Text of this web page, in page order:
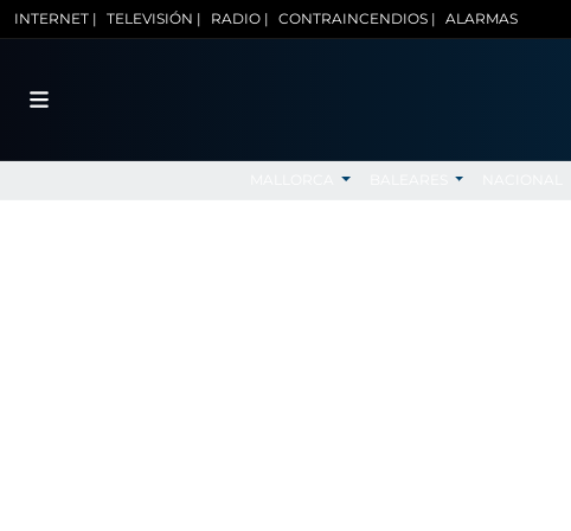
INTERNET | TELEVISIÓN | RADIO | CONTRAINCENDIOS | ALARMAS